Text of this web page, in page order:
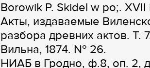
Borowik P. Skidel w po;. XVII
Акты, издаваемые
разбора древних актов. Т.
Вильна, 1874. № 26.
НИАБ в Гродно, ф.8, оп. 2,